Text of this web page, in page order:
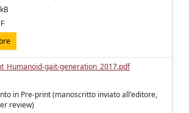
gait-generation_2017.pdf
in Pre-print (manoscritto inviato all'editore,
review)